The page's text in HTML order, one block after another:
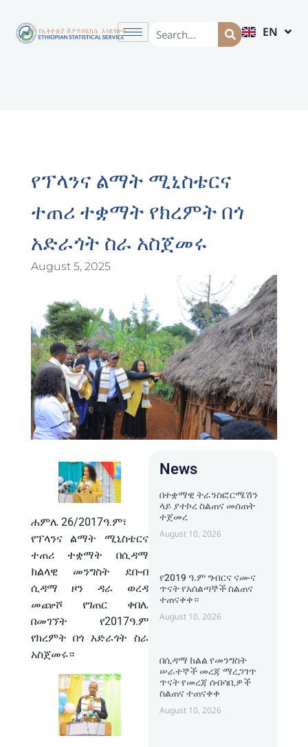
EN
AM
የፕላንና ልማት ሚኒስቴርና
ተጠሪ ተቋማት የክረምት በጎ
አድራጎት ስራ አስጀመሩ
August 5, 2025
ሐምሌ 26/2017ዓ.ም፣
የፕላንና ልማት ሚኒስቴርና
ተጠሪ ተቋማት በሲዳማ
ክልላዊ መንግስት ደቡብ
ሲዳማ ዞን ዳራ ወረዳ
መጬሾ የገጠር ቀበሌ
በመገኘት የ2017ዓ.ም
የክረምት በጎ አድራጎት ስራ
አስጀመሩ።
News
በተቋማዊ ትራንስፎርሜሽን
ላይ ያተኮረ ስልጠና መሰጠት
ተጀመረ
August 10, 2026
የ2019 ዓ.ም ግብርና ናሙና
ጥናት የአሰልጣኞች ስልጠና
ተጠናቀቀ።
August 10, 2026
በሲዳማ ክልል የመንግስት
ሠራተኞች መረጃ ማረጋገጥ
ጥናት የመረጃ ሰብሳቢዎች
ስልጠና ተጠናቀቀ
August 10, 2026